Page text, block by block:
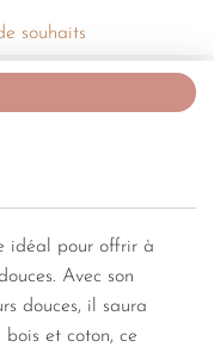
souhaits
idéal pour offrir à
Avec son
douces, il saura
et coton, ce